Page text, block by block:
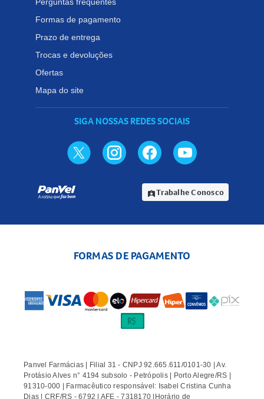
Formas de pagamento
Prazo de entrega
Trocas e devoluções
Ofertas
Mapa do site
SIGA NOSSAS REDES SOCIAIS
assignment_indTrabalhe Conosco
FORMAS DE PAGAMENTO
Panvel Farmácias | Filial 31 - CNPJ 92.665.611/0101-30 | Av.
Protásio Alves n° 4194 subsolo - Petrópolis | Porto Alegre/RS |
91310-000 | Farmacêutico responsável: Isabel Cristina Cunha
Dias | CRF/RS - 6792 | AFE - 7318170 |Horário de